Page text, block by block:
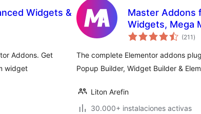
Widgets &
Addons. Get
widget
Master Addons
Widgets, Mega
Builder &
(211de
)
The complete Elementor addons
Popup Builder, Widget Builder &
Liton Arefin
30.000+ instalaciones activas